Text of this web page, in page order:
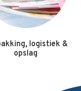
Ambacht,
economie &